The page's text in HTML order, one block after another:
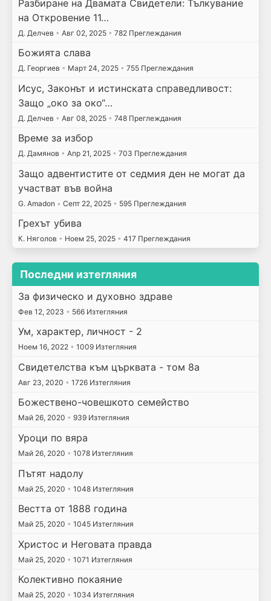
Разбиране на Двамата Свидетели: Тълкувание
на Откровение 11…
Д. Делчев • Авг 02, 2025 • 782 Преглеждания
Божията слава
Д. Георгиев • Март 24, 2025 • 755 Преглеждания
Исус, Законът и истинската справедливост:
Защо „око за око“…
Д. Делчев • Авг 08, 2025 • 748 Преглеждания
Време за избор
Д. Дамянов • Апр 21, 2025 • 703 Преглеждания
Защо адвентистите от седмия ден не могат да
участват във война
G. Amadon • Септ 22, 2025 • 595 Преглеждания
Грехът убива
К. Няголов • Ноем 25, 2025 • 417 Преглеждания
Последни изтегляния
За физическо и духовно здраве
Фев 12, 2023 • 566 Изтегляния
Ум, характер, личност - 2
Ноем 16, 2022 • 1009 Изтегляния
Свидетелства към църквата - том 8а
Авг 23, 2020 • 1726 Изтегляния
Божествено-човешкото семейство
Май 26, 2020 • 939 Изтегляния
Уроци по вяра
Май 26, 2020 • 1078 Изтегляния
Пътят надолу
Май 25, 2020 • 1048 Изтегляния
Вестта от 1888 година
Май 25, 2020 • 1045 Изтегляния
Христос и Неговата правда
Май 25, 2020 • 1071 Изтегляния
Колективно покаяние
Май 25, 2020 • 1034 Изтегляния